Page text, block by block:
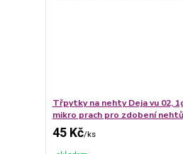
Třpytky na nehty Deja vu 02,
mikro prach pro zdobení
45 Kč/ks